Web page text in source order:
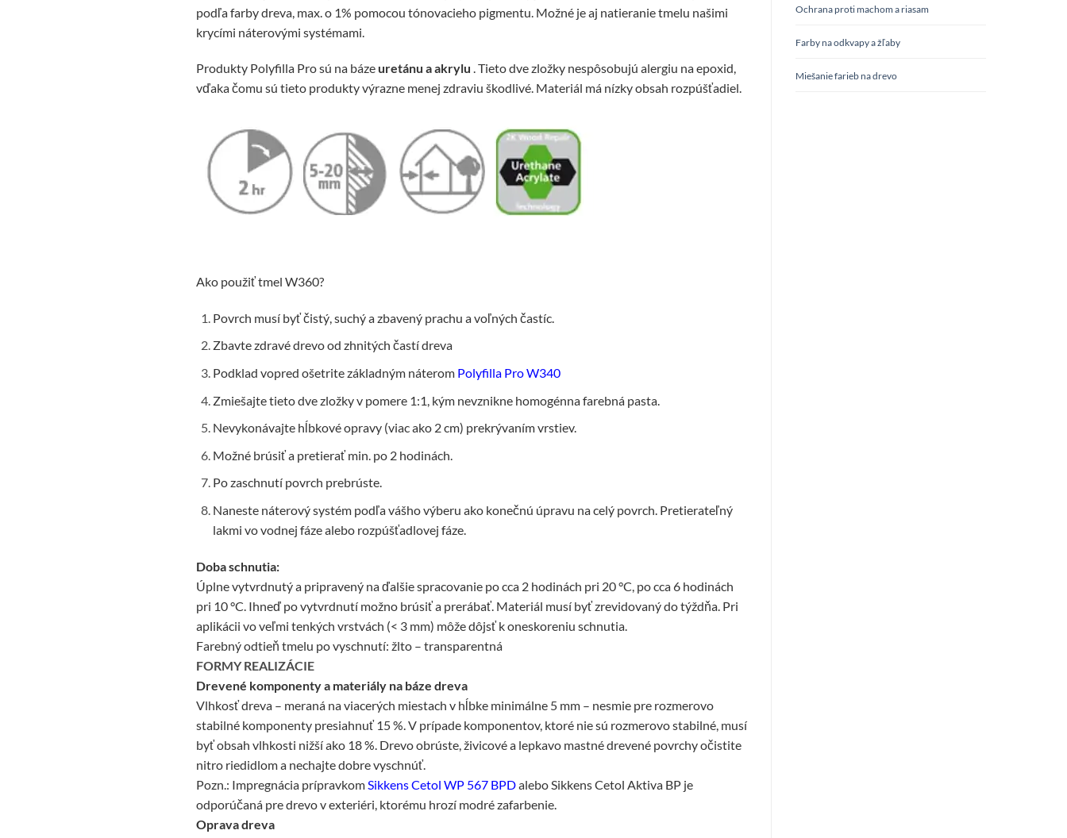
Ochrana proti machom a riasam
Farby na odkvapy a žľaby
Miešanie farieb na drevo
podľa farby dreva, max. o 1% pomocou tónovacieho pigmentu. Možné je aj natieranie tmelu našimi
krycími náterovými systémami.
Produkty Polyfilla Pro sú na báze uretánu a akrylu . Tieto dve zložky nespôsobujú alergiu na epoxid,
vďaka čomu sú tieto produkty výrazne menej zdraviu škodlivé. Materiál má nízky obsah rozpúšťadiel.
Ako použiť tmel W360?
Povrch musí byť čistý, suchý a zbavený prachu a voľných častíc.
Zbavte zdravé drevo od zhnitých častí dreva
Podklad vopred ošetrite základným náterom Polyfilla Pro W340
Zmiešajte tieto dve zložky v pomere 1:1, kým nevznikne homogénna farebná pasta.
Nevykonávajte hĺbkové opravy (viac ako 2 cm) prekrývaním vrstiev.
Možné brúsiť a pretierať min. po 2 hodinách.
Po zaschnutí povrch prebrúste.
Naneste náterový systém podľa vášho výberu ako konečnú úpravu na celý povrch. Pretierateľný
lakmi vo vodnej fáze alebo rozpúšťadlovej fáze.
Doba schnutia:
Úplne vytvrdnutý a pripravený na ďalšie spracovanie po cca 2 hodinách pri 20 °C, po cca 6 hodinách
pri 10 °C. Ihneď po vytvrdnutí možno brúsiť a prerábať. Materiál musí byť zrevidovaný do týždňa. Pri
aplikácii vo veľmi tenkých vrstvách (< 3 mm) môže dôjsť k oneskoreniu schnutia.
Farebný odtieň tmelu po vyschnutí: žlto – transparentná
FORMY REALIZÁCIE
Drevené komponenty a materiály na báze dreva
Vlhkosť dreva – meraná na viacerých miestach v hĺbke minimálne 5 mm – nesmie pre rozmerovo
stabilné komponenty presiahnuť 15 %. V prípade komponentov, ktoré nie sú rozmerovo stabilné, musí
byť obsah vlhkosti nižší ako 18 %. Drevo obrúste, živicové a lepkavo mastné drevené povrchy očistite
nitro riedidlom a nechajte dobre vyschnúť.
Pozn.: Impregnácia prípravkom Sikkens Cetol WP 567 BPDalebo Sikkens Cetol Aktiva BP je
odporúčaná pre drevo v exteriéri, ktorému hrozí modré zafarbenie.
Oprava dreva